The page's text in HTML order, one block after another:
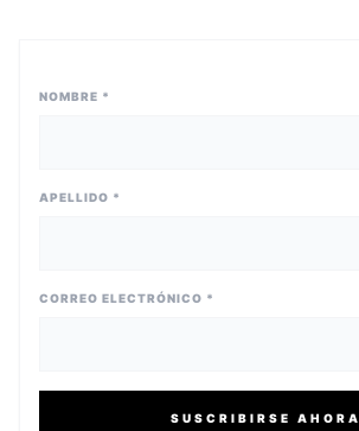
NOMBRE *
APELLIDO *
CORREO ELECTRÓNICO *
SUSCRIBIRSE AHORA